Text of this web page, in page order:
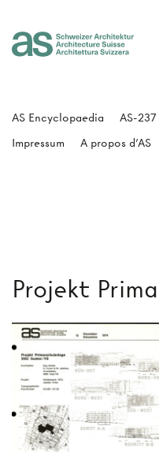
Projekt
AS Encyclopaedia AS-237
Impressum
A propos d'AS